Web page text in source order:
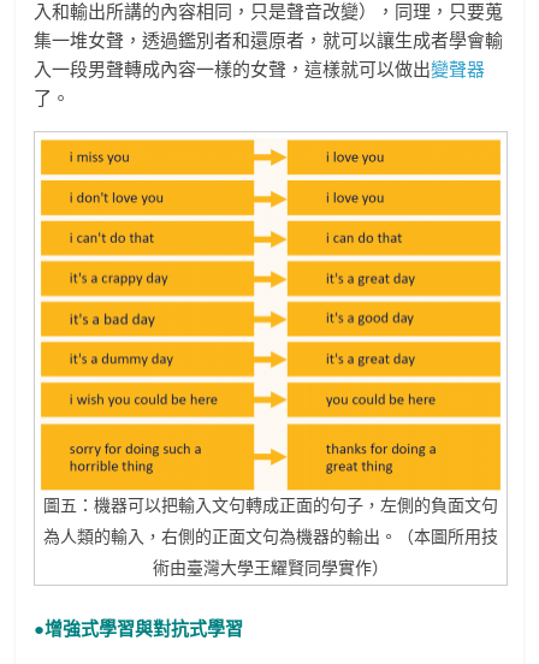
入和輸出所講的內容相同，只是聲音改變），同理，只要蒐
集一堆女聲，透過鑑別者和還原者，就可以讓生成者學會輸
入一段男聲轉成內容一樣的女聲，這樣就可以做出變聲器
了。
圖五：機器可以把輸入文句轉成正面的句子，左側的負面文句
為人類的輸入，右側的正面文句為機器的輸出。（本圖所用技
術由臺灣大學王耀賢同學實作）
●增強式學習與對抗式學習